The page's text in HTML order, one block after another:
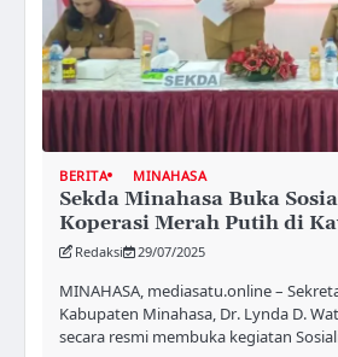
BERITA MINAHASA
Sekda Minahasa Buka
Koperasi Merah Putih di
Redaksi 29/07/2025
MINAHASA, mediasatu.online –
Kabupaten Minahasa, Dr. Lynda D.
secara resmi membuka kegiatan